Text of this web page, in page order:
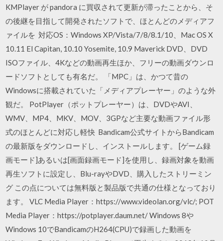
KMPlayer が pandora に買収されて更新が滞ったことから、そ
の後継を目指して開発されたソフトで、ほとんどのメディアフ
ァイルを 対応OS：Windows XP/Vista/7/8/8.1/10、Mac OS X
10.11 El Capitan, 10.10 Yosemite, 10.9 Maverick DVD、DVD
ISOファイル、4Kなどの動画再生ほか、フリーの動画ダウンロ
ードソフトとしても有名だ。 「MPC」は、かつて昔の
Windowsに搭載されていた「メディアプレーヤー」のような外
観だ。 PotPlayer（ポットプレーヤー）は、DVDやAVI、
WMV、MP4、MKV、MOV、3GPなど主要な動画ファイル形
式のほとんどに対応し軽快 Bandicam公式サイトからBandicam
の最新版をダウンロードし、インストールします。 [ゲーム録
画モード]あるいは[画面録画モード]を使用し、録画対象を動画
再生ソフトに設定し、Blu-rayやDVD、購入したストリーミン
グ この点については無料版と製品版で共通の仕様となっており
ます。 VLC Media Player：https://www.videolan.org/vlc/; POT
Media Player：https://potplayer.daum.net/ Windows 8や
Windows 10でBandicamのH264(CPU)で録画した動画を